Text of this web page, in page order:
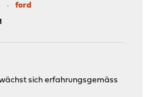
ford
sich erfahrungsgemäss